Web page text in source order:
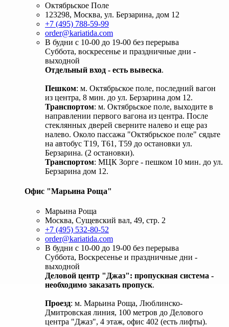
Октябрьское Поле
123298, Москва, ул. Берзарина, дом 12
+7 (495) 788-59-99
order@kariatida.com
В будни с 10-00 до 19-00 без перерыва
Суббота, воскресенье и праздничные дни -
выходной
Отдельный вход - есть вывеска.
Пешком: м. Октябрьское поле, последний вагон
из центра, 8 мин. до ул. Берзарина дом 12.
Транспортом: м. Октябрьское поле, выходите в
направлении первого вагона из центра. После
стеклянных дверей сверните налево и еще раз
налево. Около пассажа "Октябрьское поле" сядьте
на автобус Т19, Т61, Т59 до остановки ул.
Берзарина. (2 остановки).
Транспортом: МЦК Зорге - пешком 10 мин. до ул.
Берзарина дом 12.
Офис "Марьина Роща"
Марьина Роща
Москва, Сущевский вал, 49, стр. 2
+7 (495) 532-80-52
order@kariatida.com
В будни с 10-00 до 19-00 без перерыва
Суббота, Воскресенье и праздничные дни -
выходной
Деловой центр "Джаз": пропускная система -
необходимо заказать пропуск.
Проезд: м. Марьина Роща, Люблинско-
Дмитровская линия, 100 метров до Делового
центра "Джаз", 4 этаж, офис 402 (есть лифты).